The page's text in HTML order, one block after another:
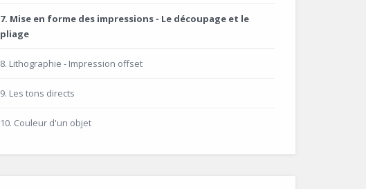
7. Mise en forme des impressions - Le découpage et le
pliage
8. Lithographie - Impression offset
9. Les tons directs
10. Couleur d'un objet